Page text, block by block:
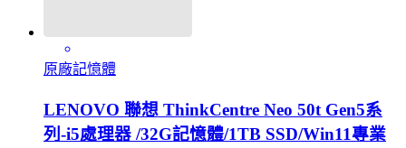
原廠記憶體
LENOVO 聯想 ThinkCentre Neo 50t Gen5系
列-i5處理器 /32G記憶體/1TB SSD/Win11專業